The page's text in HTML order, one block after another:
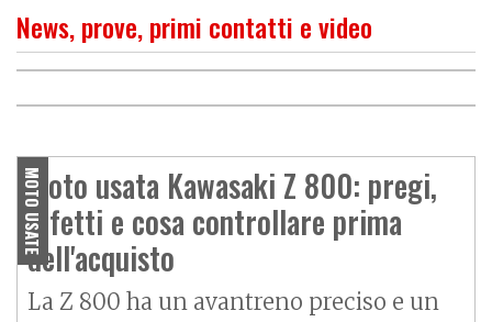
News, prove, primi contatti e video
PROVAKawasaki Z 800, cresce e
migliora fuori e dentro
OKawasaki Z800 e: Una bella
"motona"
MOTO USATE
Moto usata Kawasaki Z 800: pregi,
difetti e cosa controllare prima
dell'acquisto
La Z 800 ha un avantreno preciso e un